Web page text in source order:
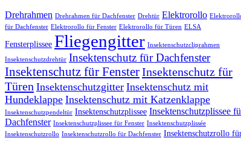
Drehrahmen Drehrahmen für Dachfenster Drehtür Elektrorollo
für Dachfenster Elektrorollo für Fenster Elektrorollo für Türen ELSA
Fensterplissee Fliegengitter Insektenschutzcliprahmen
Insektenschutzdrehtür Insektenschutz für Dachfenster
Insektenschutz für FensterInsektenschutz für
Türen Insektenschutzgitter Insektenschutz mit
Hundeklappe Insektenschutz mit Katzenklappe
Insektenschutzpendeltür Insektenschutzplissee Insektenschutzplissee
Dachfenster Insektenschutzplissee für Fenster Insektenschutzplissée
Insektenschutzrollo Insektenschutzrollo für Dachfenster Insektenschutzrollo